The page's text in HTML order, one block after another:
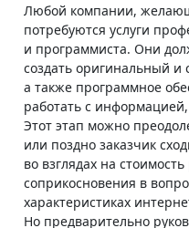
Любой компании,
потребуются услуги
и программиста. Они
создать оригинальный
а также программное
работать с
Этот этап можно
или поздно заказчик
во взглядах на
соприкосновения в
характеристиках
Но предварительно